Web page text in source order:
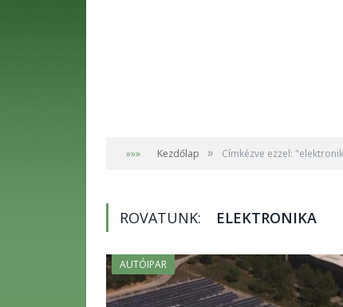
»»» Kezdőlap » Címkézve ezzel:
ROVATUNK: ELEKTRONIKA
AUTÓIPAR